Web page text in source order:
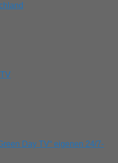
Day TV“ eigenen 24/7-